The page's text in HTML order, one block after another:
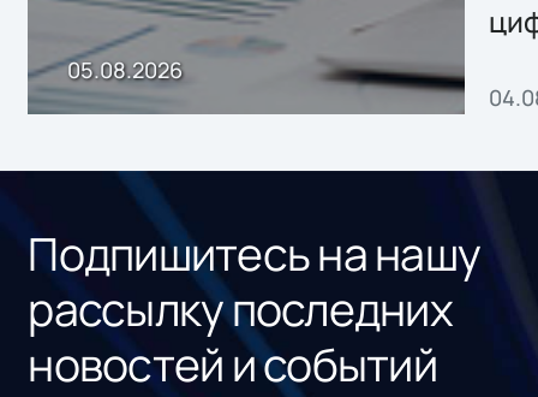
05.08.2026
Подпишитесь на нашу
рассылку последних
новостей и событий